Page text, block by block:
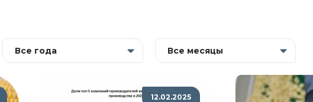
Все года Все месяцы
12.02.2025